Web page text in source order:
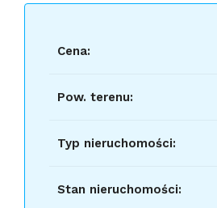
Cena:
Pow. terenu:
Typ nieruchomości:
Stan nieruchomości: